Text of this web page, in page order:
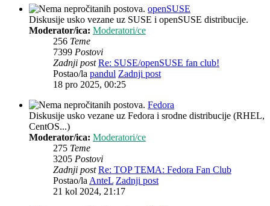
openSUSE
Diskusije usko vezane uz SUSE i openSUSE distribucije.
Moderator/ica: Moderatori/ce
256 Teme
7399 Postovi
Zadnji post Re: SUSE/openSUSE fan club!
Postao/la pandul Zadnji post
18 pro 2025, 00:25
Fedora
Diskusije usko vezane uz Fedora i srodne distribucije (RHEL,
CentOS...)
Moderator/ica: Moderatori/ce
275 Teme
3205 Postovi
Zadnji post Re: TOP TEMA: Fedora Fan Club
Postao/laAnteL Zadnji post
21 kol 2024, 21:17